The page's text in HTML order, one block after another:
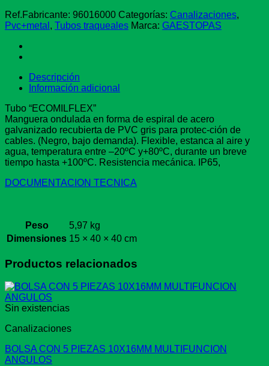
16
cantidad
Ref.Fabricante: 96016000 Categorías: Canalizaciones,
Pvc+metal , Tubos traqueales Marca: GAESTOPAS
Descripción
Información adicional
Tubo “ECOMILFLEX”
Manguera ondulada en forma de espiral de acero
galvanizado recubierta de PVC gris para protec-ción de
cables. (Negro, bajo demanda). Flexible, estanca al aire y
agua, temperatura entre –20ºC y+80ºC, durante un breve
tiempo hasta +100ºC. Resistencia mecánica. IP65,
DOCUMENTACION TECNICA
Peso
5,97 kg
Dimensiones 15 × 40 × 40 cm
Productos relacionados
Sin existencias
Canalizaciones
BOLSA CON 5 PIEZAS 10X16MM MULTIFUNCION
ANGULOS